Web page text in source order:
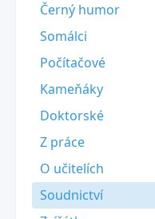
Černý humor
Somálci
Počítačové
Kameňáky
Doktorské
Z práce
O učitelích
Soudnictví